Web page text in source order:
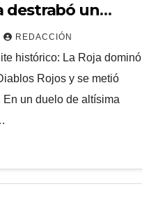
destrabó un
1 a Bélgica y
REDACCIÓN
histórico: La Roja dominó
Rojos y se metió
un duelo de altísima